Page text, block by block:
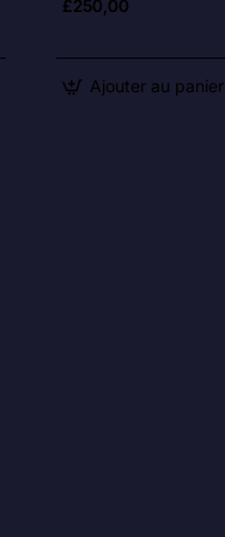
£250,00
Ajouter au panier